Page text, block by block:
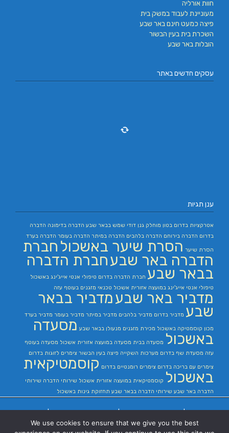
חוות אורליה
מעוניינת לעבוד במשק בית
פיצה כמעט חינם באר שבע
השכרת בית בעין הבשור
הובלות באר שבע
עסקים חדשים באתר
ענן תגיות
אטרקציות בדרום בטון מוחלק גנן דודי שמש בבאר שבע הדברה בדימונה הדברה
בדרום הדברה בירוחם הדברה בלהבים הדברה במיתר הדברה בעומר הדברה בערד
הסרת שיער הסרת שיער באשכול חברת
הדברה באר שבעחברת הדברה
בבאר שבע חברת הדברה בדרום טיפולי אנטי אייג'ינג באשכול
טיפולי אנטי אייג'ינג במועצה אזורית אשכול טכנאי מזגנים בעוטף עזה
מדביר באר שבעמדביר בבאר
שבע מדביר בדרום מדביר בלהבים מדביר במיתר מדביר בעומר מדביר בערד
מכון קוסמטיקה באשכול מכירת מזגנים מנעולן בבאר שבע מסעדה
באשכול מסעדה בבית מסעדה במועצה אזורית אשכול מסעדה בעוטף
עזה מסעדת שף בדרום מערכות השקייה פיצה בעין הבשור צימרים לזוגות בדרום
צימרים עם בריכה בדרום צימרים רומנטיים בדרום קוסמטיקאית
באשכול קוסמטיקאית במועצה אזורית אשכול שירותי הדברה שירותי
הדברה באר שבע שירותי הדברה בבאר שבע תחזוקת גינות באשכול
בבאר שבע|
We use cookies to ensure that we give you the best